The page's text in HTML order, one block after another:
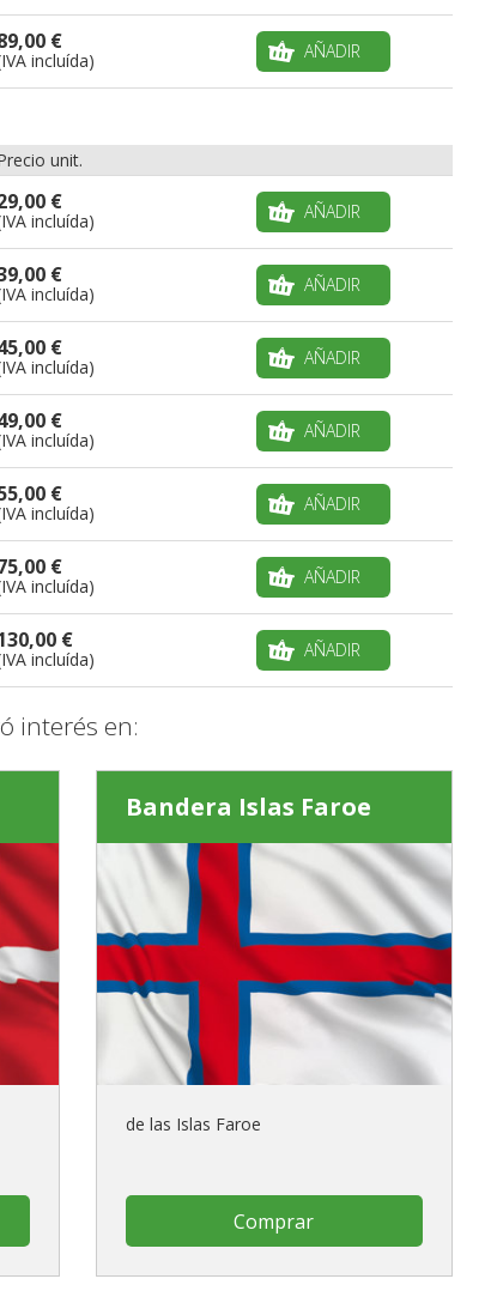
€
incluída) AÑADIR
unit.
€
incluída) AÑADIR
€
incluída) AÑADIR
€
incluída) AÑADIR
€
incluída) AÑADIR
€
incluída) AÑADIR
€
incluída) AÑADIR
€
incluída) AÑADIR
interés en:
Bandera Islas Faroe
de las Islas Faroe
Comprar